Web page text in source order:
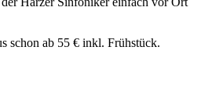
schon ab 55 € inkl. Frühstück.